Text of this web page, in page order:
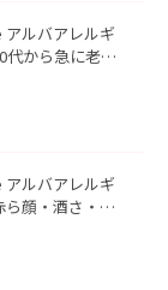
ルバアレルギ
代から急に老け
ルバアレルギ
顔・酒さ・ニ